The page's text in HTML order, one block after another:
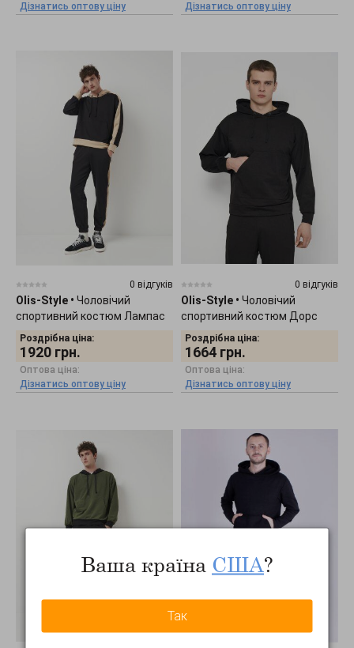
Дізнатись оптову ціну
Дізнатись оптову ціну
0 відгуків
Olis-Style • Чоловічий
спортивний костюм Лампас
Роздрібна ціна:
1920 грн.
Оптова ціна:
Дізнатись оптову ціну
0 відгуків
Olis-Style • Чоловічий
спортивний костюм Дорс
Роздрібна ціна:
1664 грн.
Оптова ціна:
Дізнатись оптову ціну
Ваша країна США?
Так